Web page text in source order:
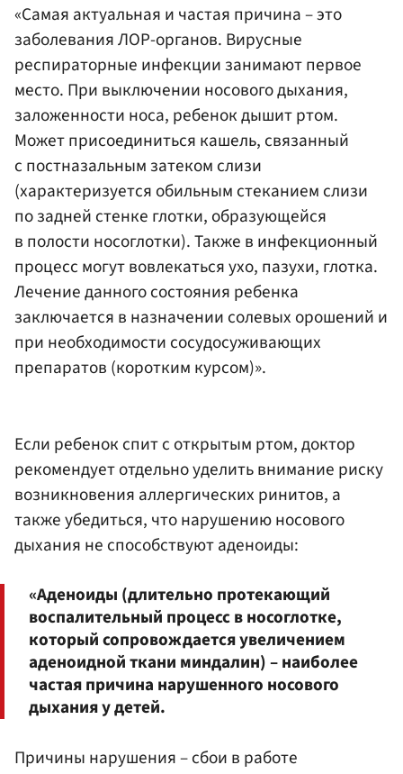
«Самая актуальная и частая причина – это
заболевания ЛОР-органов. Вирусные
респираторные инфекции занимают первое
место. При выключении носового дыхания,
заложенности носа, ребенок дышит ртом.
Может присоединиться кашель, связанный
с постназальным затеком слизи
(характеризуется обильным стеканием слизи
по задней стенке глотки, образующейся
в полости носоглотки). Также в инфекционный
процесс могут вовлекаться ухо, пазухи, глотка.
Лечение данного состояния ребенка
заключается в назначении солевых орошений и
при необходимости сосудосуживающих
препаратов (коротким курсом)».
Если ребенок спит с открытым ртом, доктор
рекомендует отдельно уделить внимание риску
возникновения аллергических ринитов, а
также убедиться, что нарушению носового
дыхания не способствуют аденоиды:
«Аденоиды (длительно протекающий
воспалительный процесс в носоглотке,
который сопровождается увеличением
аденоидной ткани миндалин) – наиболее
частая причина нарушенного носового
дыхания у детей.
Причины нарушения – сбои в работе